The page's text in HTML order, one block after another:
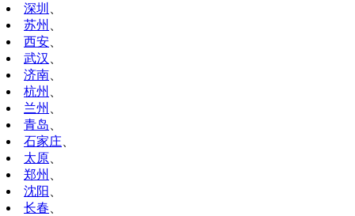
深圳
苏州
西安
武汉
济南
杭州
兰州
青岛
石家庄
太原
郑州
沈阳
长春